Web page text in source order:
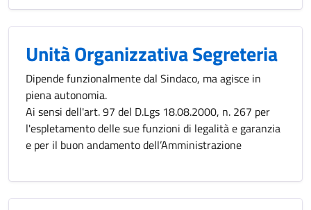
Unità Organizzativa Segreteria
Dipende funzionalmente dal Sindaco, ma agisce in
piena autonomia.
Ai sensi dell'art. 97 del D.Lgs 18.08.2000, n. 267 per
l'espletamento delle sue funzioni di legalità e garanzia
e per il buon andamento dell’Amministrazione